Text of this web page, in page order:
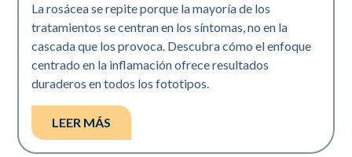
La rosácea se repite porque la mayoría de los
tratamientos se centran en los síntomas, no en la
cascada que los provoca. Descubra cómo el enfoque
centrado en la inflamación ofrece resultados
duraderos en todos los fototipos.
LEER MÁS